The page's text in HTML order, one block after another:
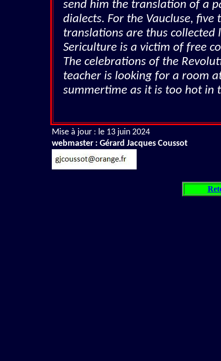
send him the translation of a
dialects. For the Vaucluse,
translations are thus
Sericulture is a victim of free
The celebrations of the
teacher is looking for a room
summertime as it is too hot in
Mise à jour : le 13 juin 2024
webmaster : Gérard Jacques Coussot